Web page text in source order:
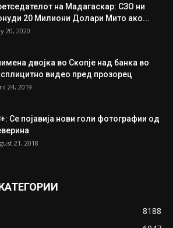
на Мадагаскар: СЗО ни
20 Милиони Долари Мито ако...
20, 2020
двојка во Скопје над банка во
видео пред прозорец
24, 2019
Се појавија нови голи фотографии од
21, 2018
8188